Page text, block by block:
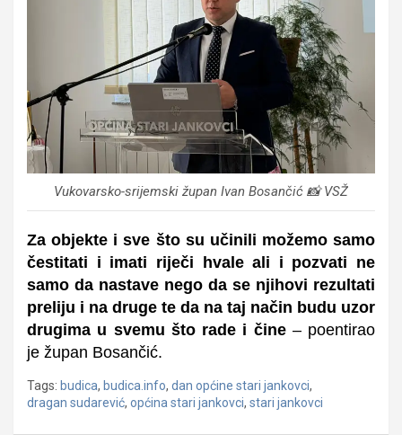
Vukovarsko-srijemski župan Ivan Bosančić 📸 VSŽ
Za objekte i sve što su učinili možemo samo
čestitati i imati riječi hvale ali i pozvati ne
samo da nastave nego da se njihovi rezultati
preliju i na druge te da na taj način budu uzor
drugima u svemu što rade i čine– poentirao
je župan Bosančić.
Tags: budica, budica.info, dan općine stari jankovci,
dragan sudarević, općina stari jankovci, stari jankovci